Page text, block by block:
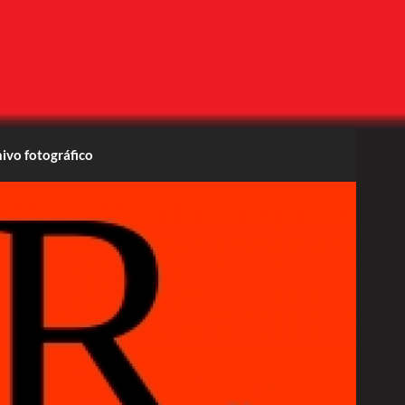
fotográfico